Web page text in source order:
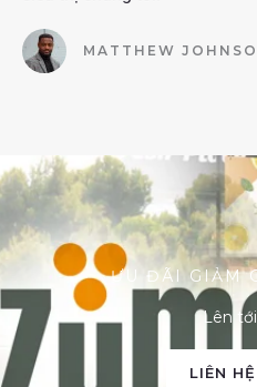
MATTHEW
ƯU ĐÃI GIẢM
Lên
LIÊN